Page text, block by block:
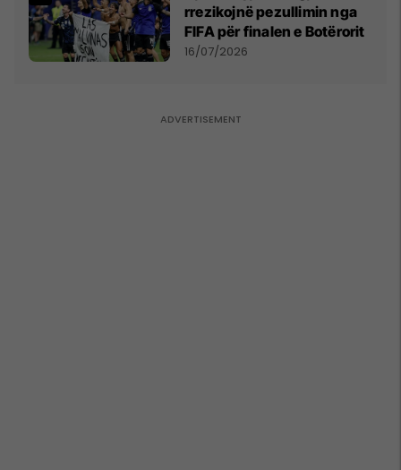
rrezikojnë pezullimin nga
FIFA për finalen e Botërorit
16/07/2026